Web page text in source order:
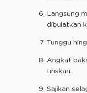
Langsung
dibulatkan
Tunggu
Angkat
tiriskan.
Sajikan